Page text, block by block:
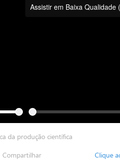
Assistir em Baixa Qualidade
da produção científica
Compartilhar Clique